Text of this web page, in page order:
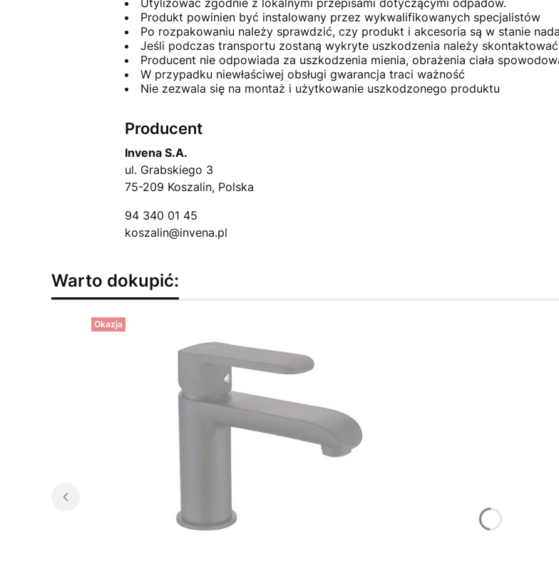
Utylizować zgodnie z lokalnymi przepisami dotyczącymi odpadów.
Produkt powinien być instalowany przez wykwalifikowanych specjalistów
Po rozpakowaniu należy sprawdzić, czy produkt i akcesoria są w stanie
Jeśli podczas transportu zostaną wykryte uszkodzenia należy
Producent nie odpowiada za uszkodzenia mienia, obrażenia ciała
W przypadku niewłaściwej obsługi gwarancja traci ważność
Nie zezwala się na montaż i użytkowanie uszkodzonego produktu
Producent
Invena S.A.
ul. Grabskiego 3
75-209 Koszalin, Polska
94 340 01 45
koszalin@invena.pl
Warto dokupić:
Okazja